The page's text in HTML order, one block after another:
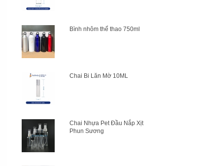
Bình nhôm thể thao 750ml
Chai Bi Lăn Mờ 10ML
Chai Nhựa Pet Đầu Nắp Xịt
Phun Sương